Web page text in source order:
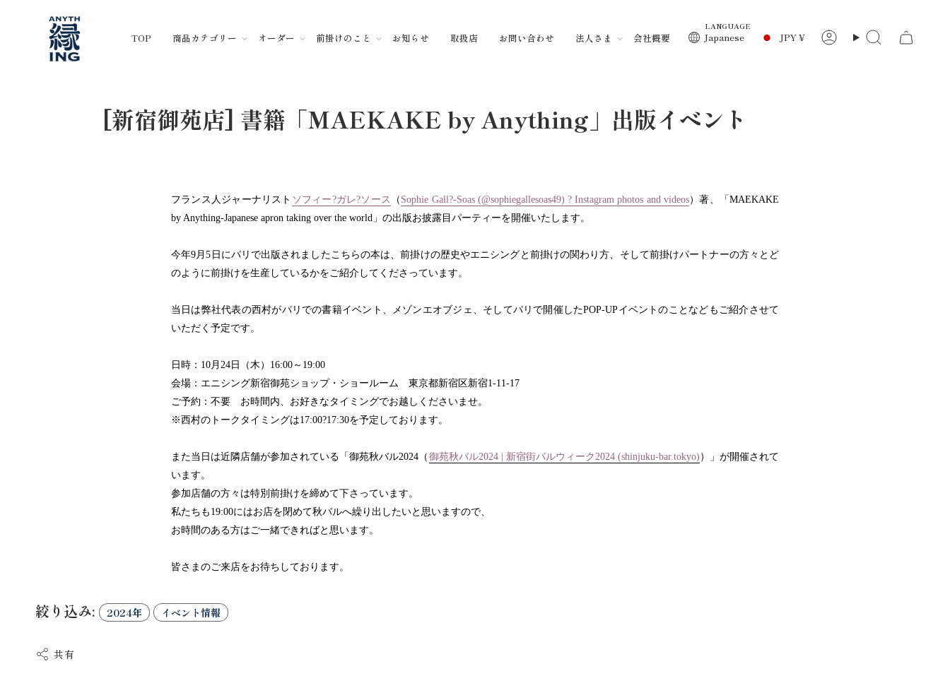
TOP 商品カテゴリー オーダー 前掛けのこと お知らせ 取扱店 お問い合わせ 法人さま 会社概要
LANGUAGE
Japanese
通
JPY ¥ ア 検
[新宿御苑店] 書籍「MAEKAKE by Anything」出版イベント
フランス人ジャーナリスト ソフィー?ガレ?ソース （ Sophie Gall?-Soas (@sophiegallesoas49) ? Instagram photos and videos）著、「MAEKAKE
by Anything-Japanese apron taking over the world 」の出版お披露目パーティーを開催いたします。
今年9月5 日にパリで出版されましたこちらの本は、前掛けの歴史やエニシングと前掛けの関わり方、そして前掛けパートナーの方々とど
のように前掛けを生産しているかをご紹介してくださっています。
当日は弊社代表の西村がパリでの書籍イベント、メゾンエオブジェ、そしてパリで開催したPOP-UPイベントのことなどもご紹介させて
いただく予定です。
日時： 10月 24 日（木） 16:00～ 19:00
会場：エニシング新宿御苑ショップ・ショールーム 東京都新宿区新宿1-11-17
ご予約：不要 お時間内、お好きなタイミングでお越しくださいませ。
※西村のトークタイミングは17:00?17:30を予定しております。
また当日は近隣店舗が参加されている「御苑秋バル2024 （ 御苑秋バル2024 | 新宿街バルウィーク2024 (shinjuku-bar.tokyo) ）」が開催されて
います。
参加店舗の方々は特別前掛けを締めて下さっています。
私たちも 19:00にはお店を閉めて秋バルへ繰り出したいと思いますので、
お時間のある方はご一緒できればと思います。
皆さまのご来店をお待ちしております。
絞り込み: 2024年 イベント情報
共有